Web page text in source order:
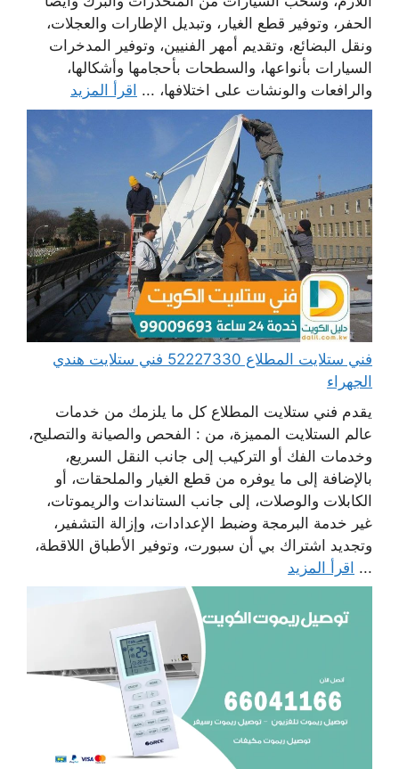
الحفر، وتوفير قطع الغيار، وتبديل الإطارات والعجلات،
ونقل البضائع، وتقديم أمهر الفنيين، وتوفير المدخرات
السيارات بأنواعها، والسطحات بأحجامها وأشكالها،
والرافعات والونشات على اختلافها، ... اقرأ المزيد
فني ستلايت المطلاع 52227330 فني ستلايت هندي
الجهراء
يقدم فني ستلايت المطلاع كل ما يلزمك من خدمات
عالم الستلايت المميزة، من : الفحص والصيانة والتصليح،
وخدمات الفك أو التركيب إلى جانب النقل السريع،
بالإضافة إلى ما يوفره من قطع الغيار والملحقات، أو
الكابلات والوصلات، إلى جانب الستاندات والريموتات،
غير خدمة البرمجة وضبط الإعدادات، وإزالة التشفير،
وتجديد اشتراك بي أن سبورت، وتوفير الأطباق اللاقطة،
... اقرأ المزيد